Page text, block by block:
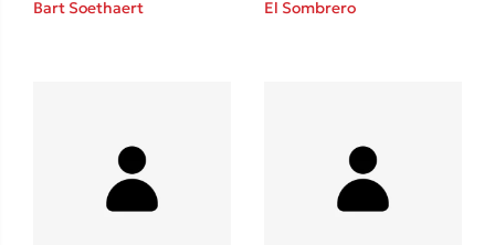
Playlist
Bart Soethaert El Sombrero